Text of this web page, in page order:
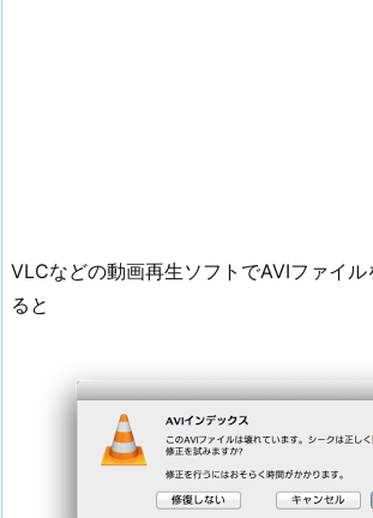
VLCなどの動画再生ソフトでAVIファイ
ると